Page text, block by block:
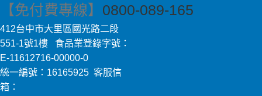
【免付費專線】 0800-089-165
412台中市大里區國光路二段
551-1號1樓 食品業登錄字號：
E-11612716-00000-0
統一編號：16165925 客服信
箱：